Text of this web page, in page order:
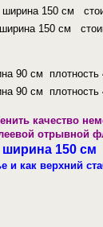
150 см
ширина 150 см
90 см плотность
90 см плотность
качество
отрывной
150 см
как верхний